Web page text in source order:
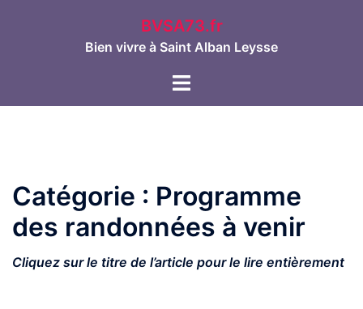
BVSA73.fr
Bien vivre à Saint Alban Leysse
Ouvrir/fermer
Catégorie : Programme
des randonnées à venir
Cliquez sur le titre de l’article pour le lire entièrement